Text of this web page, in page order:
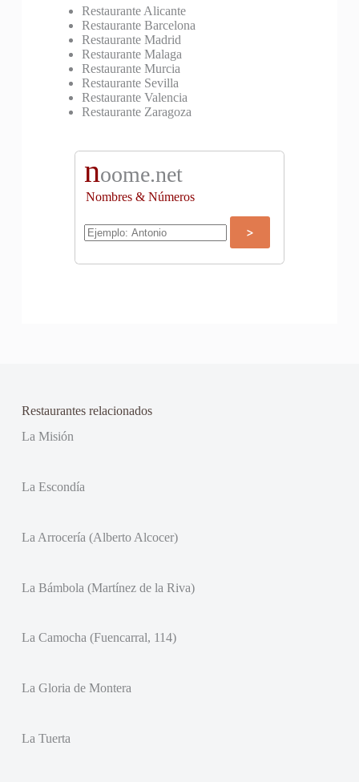
Restaurante Alicante
Restaurante Barcelona
Restaurante Madrid
Restaurante Malaga
Restaurante Murcia
Restaurante Sevilla
Restaurante Valencia
Restaurante Zaragoza
noome.net
Nombres & Números
Restaurantes relacionados
La Misión
La Escondía
La Arrocería (Alberto Alcocer)
La Bámbola (Martínez de la Riva)
La Camocha (Fuencarral, 114)
La Gloria de Montera
La Tuerta